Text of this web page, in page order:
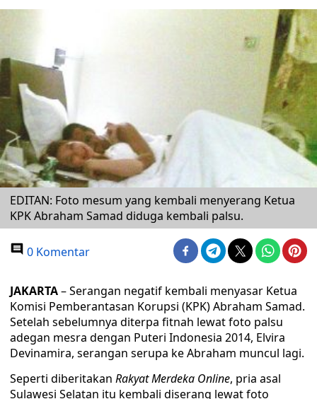
EDITAN: Foto mesum yang kembali menyerang Ketua
KPK Abraham Samad diduga kembali palsu.
0 Komentar
JAKARTA– Serangan negatif kembali menyasar Ketua
Komisi Pemberantasan Korupsi (KPK) Abraham Samad.
Setelah sebelumnya diterpa fitnah lewat foto palsu
adegan mesra dengan Puteri Indonesia 2014, Elvira
Devinamira, serangan serupa ke Abraham muncul lagi.
Seperti diberitakan Rakyat Merdeka Online, pria asal
Sulawesi Selatan itu kembali diserang lewat foto